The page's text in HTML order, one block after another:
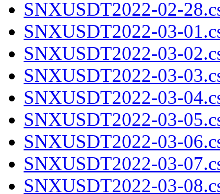
SNXUSDT2022-02-
SNXUSDT2022-03-
SNXUSDT2022-03-
SNXUSDT2022-03-
SNXUSDT2022-03-
SNXUSDT2022-03-
SNXUSDT2022-03-
SNXUSDT2022-03-
SNXUSDT2022-03-